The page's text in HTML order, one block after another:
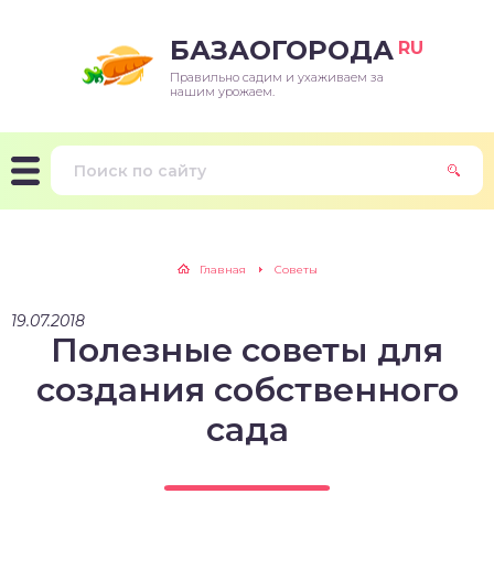
БАЗАОГОРОДА RU
Правильно садим и ухаживаем за
нашим урожаем.
Главная Советы
19.07.2018
Полезные советы для
создания собственного
сада